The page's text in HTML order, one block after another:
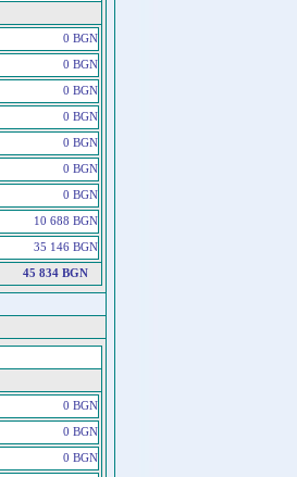
0 BGN
0 BGN
0 BGN
0 BGN
0 BGN
0 BGN
0 BGN
10 688 BGN
35 146 BGN
45 834 BGN
0 BGN
0 BGN
0 BGN